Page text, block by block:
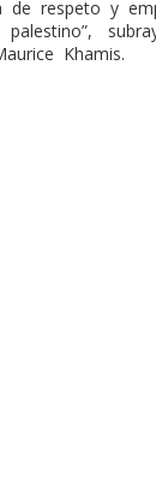
de respeto y
Khamis.